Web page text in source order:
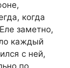
когда
заметно,
каждый
с ней,